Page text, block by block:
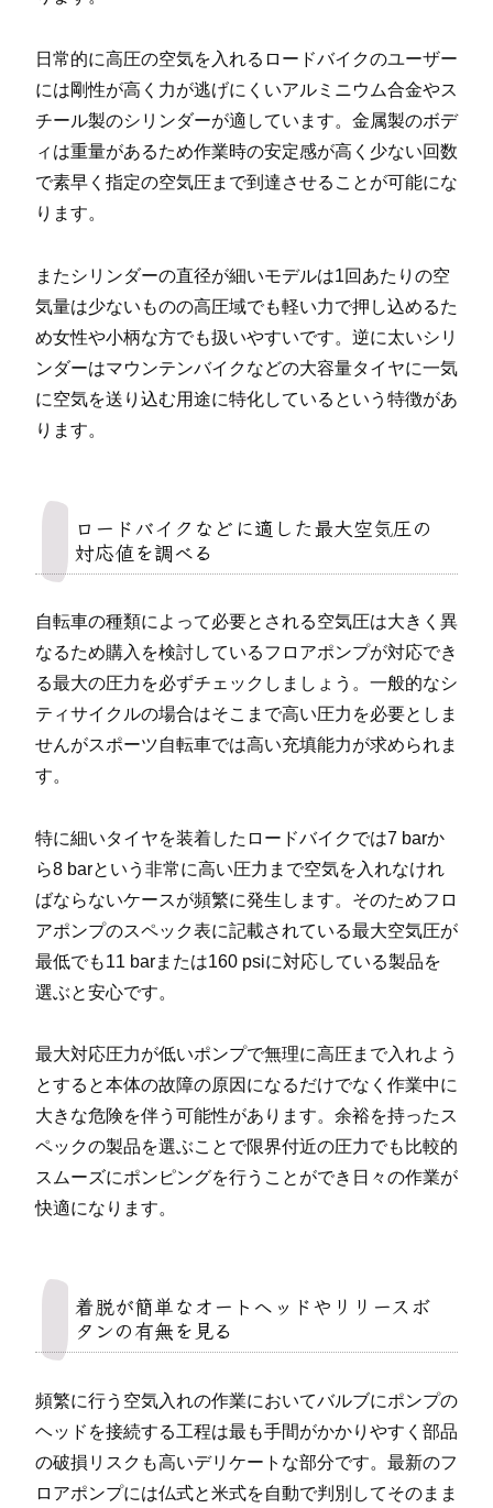
日常的に高圧の空気を入れるロードバイクのユーザー
には剛性が高く力が逃げにくいアルミニウム合金やス
チール製のシリンダーが適しています。金属製のボデ
ィは重量があるため作業時の安定感が高く少ない回数
で素早く指定の空気圧まで到達させることが可能にな
ります。
またシリンダーの直径が細いモデルは1回あたりの空
気量は少ないものの高圧域でも軽い力で押し込めるた
め女性や小柄な方でも扱いやすいです。逆に太いシリ
ンダーはマウンテンバイクなどの大容量タイヤに一気
に空気を送り込む用途に特化しているという特徴があ
ります。
ロードバイクなどに適した最大空気圧の
対応値を調べる
自転車の種類によって必要とされる空気圧は大きく異
なるため購入を検討しているフロアポンプが対応でき
る最大の圧力を必ずチェックしましょう。一般的なシ
ティサイクルの場合はそこまで高い圧力を必要としま
せんがスポーツ自転車では高い充填能力が求められま
す。
特に細いタイヤを装着したロードバイクでは7 barか
ら8 barという非常に高い圧力まで空気を入れなけれ
ばならないケースが頻繁に発生します。そのためフロ
アポンプのスペック表に記載されている最大空気圧が
最低でも11 barまたは160 psiに対応している製品を
選ぶと安心です。
最大対応圧力が低いポンプで無理に高圧まで入れよう
とすると本体の故障の原因になるだけでなく作業中に
大きな危険を伴う可能性があります。余裕を持ったス
ペックの製品を選ぶことで限界付近の圧力でも比較的
スムーズにポンピングを行うことができ日々の作業が
快適になります。
着脱が簡単なオートヘッドやリリースボ
タンの有無を見る
頻繁に行う空気入れの作業においてバルブにポンプの
ヘッドを接続する工程は最も手間がかかりやすく部品
の破損リスクも高いデリケートな部分です。最新のフ
ロアポンプには仏式と米式を自動で判別してそのまま